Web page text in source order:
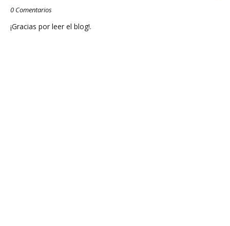
0 Comentarios
¡Gracias por leer el blog!.